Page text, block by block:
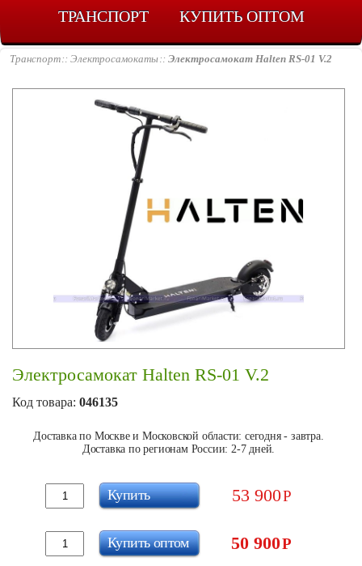
ТРАНСПОРТ КУПИТЬ ОПТОМ
Транспорт Электросамокаты Электросамокат Halten RS-01 V.2
Электросамокат Halten RS-01 V.2
Код товара: 046135
Доставка по Москве и Московской области: сегодня - завтра.
Доставка по регионам России: 2-7 дней.
53 900Р
Купить
50 900Р
Купить оптом